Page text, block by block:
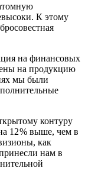
К этому
на финансовых
на продукцию
мы были
контуру
12 % выше, чем в
как
нам в